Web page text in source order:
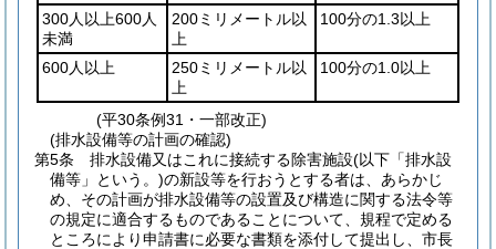
300人以上600人
未満
200ミリメートル以
上
100分の1.3以上
600人以上
250ミリメートル以
上
100分の1.0以上
(平30条例31・一部改正)
(排水設備等の計画の確認)
第5条
排水設備又はこれに接続する除害施設(以下「排水設
備等」という。)の新設等を行おうとする者は、あらかじ
め、その計画が排水設備等の設置及び構造に関する法令等
の規定に適合するものであることについて、規程で定める
ところにより申請書に必要な書類を添付して提出し、市長